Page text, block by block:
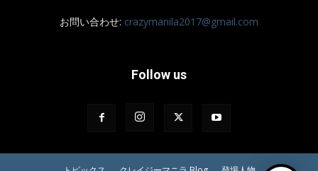
お問い合わせ: crazymanila2017@gmail.com
Follow us